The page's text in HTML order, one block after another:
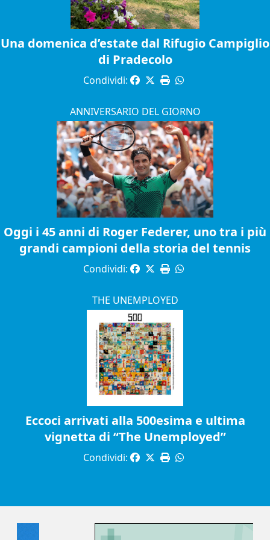
Una domenica d’estate dal Rifugio Campiglio
di Pradecolo
Condividi:
ANNIVERSARIO DEL GIORNO
Oggi i 45 anni di Roger Federer, uno tra i più
grandi campioni della storia del tennis
Condividi:
THE UNEMPLOYED
Eccoci arrivati alla 500esima e ultima
vignetta di “The Unemployed”
Condividi: